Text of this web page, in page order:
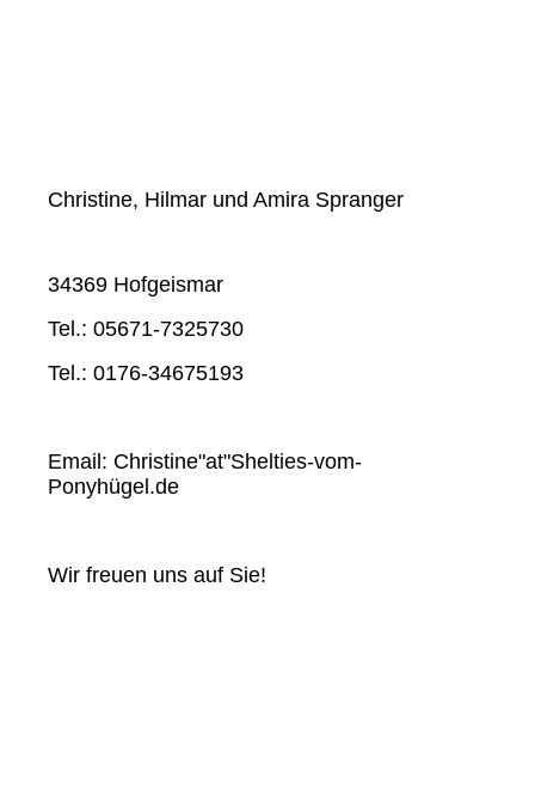
Christine, Hilmar und Amira Spranger
34369 Hofgeismar
Tel.: 05671-7325730
Tel.: 0176-34675193
Email: Christine"at"Shelties-vom-
Ponyhügel.de
Wir freuen uns auf Sie!